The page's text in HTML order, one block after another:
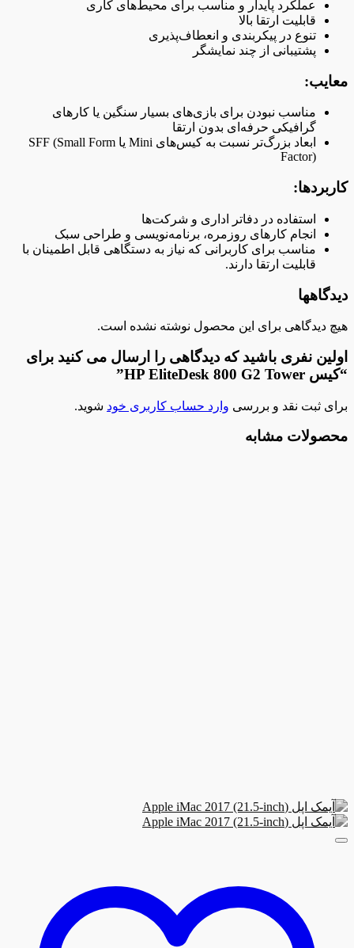
عملکرد پایدار و مناسب برای محیط‌های کاری
قابلیت ارتقا بالا
تنوع در پیکربندی و انعطاف‌پذیری
پشتیبانی از چند نمایشگر
معایب:
مناسب نبودن برای بازی‌های بسیار سنگین یا کارهای
گرافیکی حرفه‌ای بدون ارتقا
ابعاد بزرگ‌تر نسبت به کیس‌های Mini یا SFF (Small Form
Factor)
کاربردها:
استفاده در دفاتر اداری و شرکت‌ها
انجام کارهای روزمره، برنامه‌نویسی و طراحی سبک
مناسب برای کاربرانی که نیاز به دستگاهی قابل اطمینان با
قابلیت ارتقا دارند.
دیدگاهها
هیچ دیدگاهی برای این محصول نوشته نشده است.
اولین نفری باشید که دیدگاهی را ارسال می کنید برای
“کیس HP EliteDesk 800 G2 Tower”
برای ثبت نقد و بررسی وارد حساب کاربری خود شوید.
محصولات مشابه